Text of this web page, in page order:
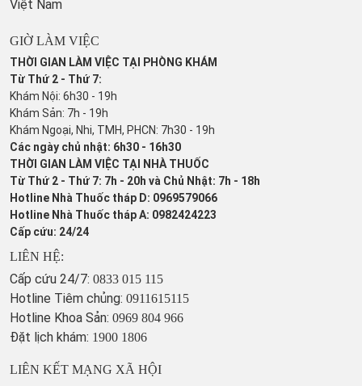
Việt Nam
GIỜ LÀM VIỆC
THỜI GIAN LÀM VIỆC TẠI PHÒNG KHÁM
Từ Thứ 2 - Thứ 7:
Khám Nội: 6h30 - 19h
Khám Sản: 7h - 19h
Khám Ngoại, Nhi, TMH, PHCN: 7h30 - 19h
Các ngày chủ nhật: 6h30 - 16h30
THỜI GIAN LÀM VIỆC TẠI NHÀ THUỐC
Từ Thứ 2 - Thứ 7: 7h - 20h và Chủ Nhật: 7h - 18h
Hotline Nhà Thuốc tháp D: 0969579066
Hotline Nhà Thuốc tháp A: 0982424223
Cấp cứu: 24/24
LIÊN HỆ:
Cấp cứu 24/7: 0833 015 115
Hotline Tiêm chủng: 0911615115
Hotline Khoa Sản: 0969 804 966
Đặt lịch khám: 1900 1806
LIÊN KẾT MẠNG XÃ HỘI